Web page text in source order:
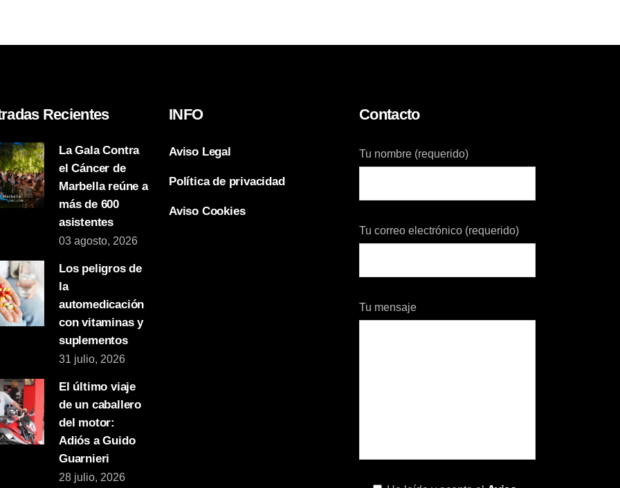
Recientes
La Gala Contra
el Cáncer de
Marbella reúne a
más de 600
asistentes
03 agosto, 2026
Los peligros de
la
automedicación
con vitaminas y
suplementos
31 julio, 2026
El último viaje
de un caballero
del motor:
Adiós a Guido
Guarnieri
28 julio, 2026
INFO
Aviso Legal
Política de privacidad
Aviso Cookies
Contacto
Tu nombre (requerido)
Tu correo electrónico (requerido)
Tu mensaje